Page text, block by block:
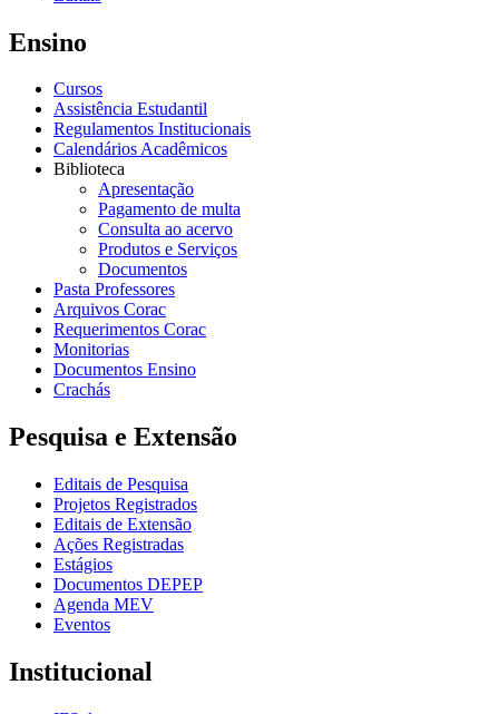
Ensino
Cursos
Assistência Estudantil
Regulamentos Institucionais
Calendários Acadêmicos
Biblioteca
Apresentação
Pagamento de multa
Consulta ao acervo
Produtos e Serviços
Documentos
Pasta Professores
Arquivos Corac
Requerimentos Corac
Monitorias
Documentos Ensino
Crachás
Pesquisa e Extensão
Editais de Pesquisa
Projetos Registrados
Editais de Extensão
Ações Registradas
Estágios
Documentos DEPEP
Agenda MEV
Eventos
Institucional